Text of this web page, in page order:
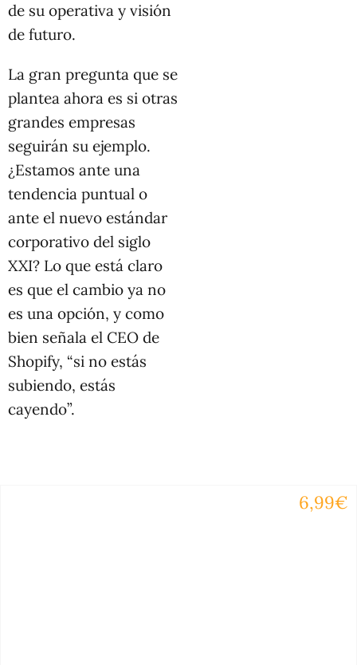
de su operativa y visión
de futuro.
La gran pregunta que se
plantea ahora es si otras
grandes empresas
seguirán su ejemplo.
¿Estamos ante una
tendencia puntual o
ante el nuevo estándar
corporativo del siglo
XXI? Lo que está claro
es que el cambio ya no
es una opción, y como
bien señala el CEO de
Shopify, “si no estás
subiendo, estás
cayendo”.
6,99€